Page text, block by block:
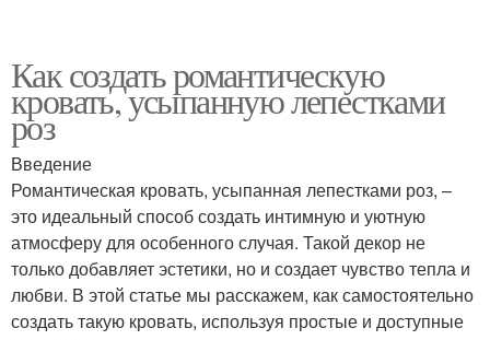
Как создать романтическую
кровать, усыпанную лепестками
роз
Введение
Романтическая кровать, усыпанная лепестками роз, –
это идеальный способ создать интимную и уютную
атмосферу для особенного случая. Такой декор не
только добавляет эстетики, но и создает чувство тепла и
любви. В этой статье мы расскажем, как самостоятельно
создать такую кровать, используя простые и доступные